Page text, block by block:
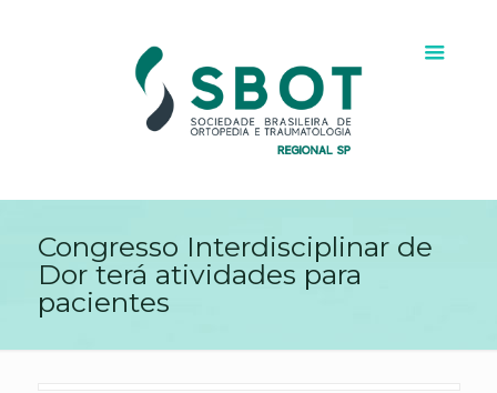
Congresso Interdisciplinar de
Dor terá atividades para
pacientes